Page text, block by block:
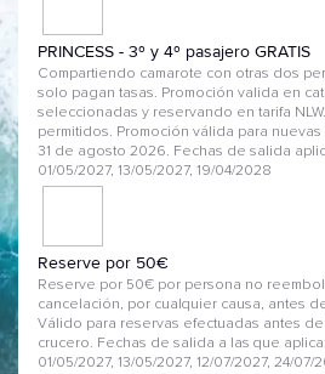
PRINCESS - 3º y 4º pasajero GRATIS
Compartiendo camarote con otras dos
solo pagan tasas. Promoción valida en
seleccionadas y reservando en tarifa
permitidos. Promoción válida para
31 de agosto 2026. Fechas de salida
01/05/2027, 13/05/2027, 19/04/2028
Reserve por 50€
Reserve por 50€ por persona no
cancelación, por cualquier causa, antes
Válido para reservas efectuadas antes
crucero. Fechas de salida a las que
01/05/2027, 13/05/2027, 12/07/2027, 24/07/